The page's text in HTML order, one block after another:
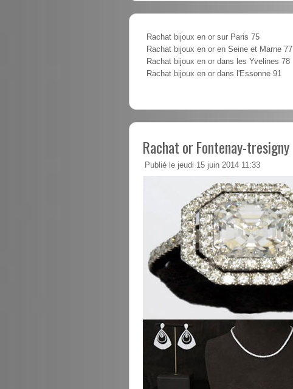
Rachat bijoux en or sur Paris 75
Rachat bijoux en or en Seine et Marne 77
Rachat bijoux en or dans les Yvelines 78
Rachat bijoux en or dans l'Essonne 91
Rachat or Fontenay-tresigny
Publié le jeudi 15 juin 2014 11:33